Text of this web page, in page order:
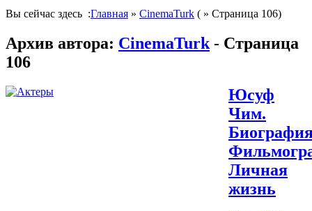
Вы сейчас здесь :Главная » CinemaTurk ( » Страница 106)
Архив автора: CinemaTurk - Страница
106
Юсуф
Чим.
Личная
жизнь